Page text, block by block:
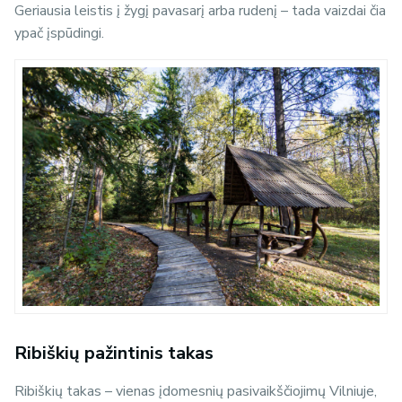
Geriausia leistis į žygį pavasarį arba rudenį – tada vaizdai čia
ypač įspūdingi.
Ribiškių pažintinis takas
Ribiškių takas – vienas įdomesnių pasivaikščiojimų Vilniuje,